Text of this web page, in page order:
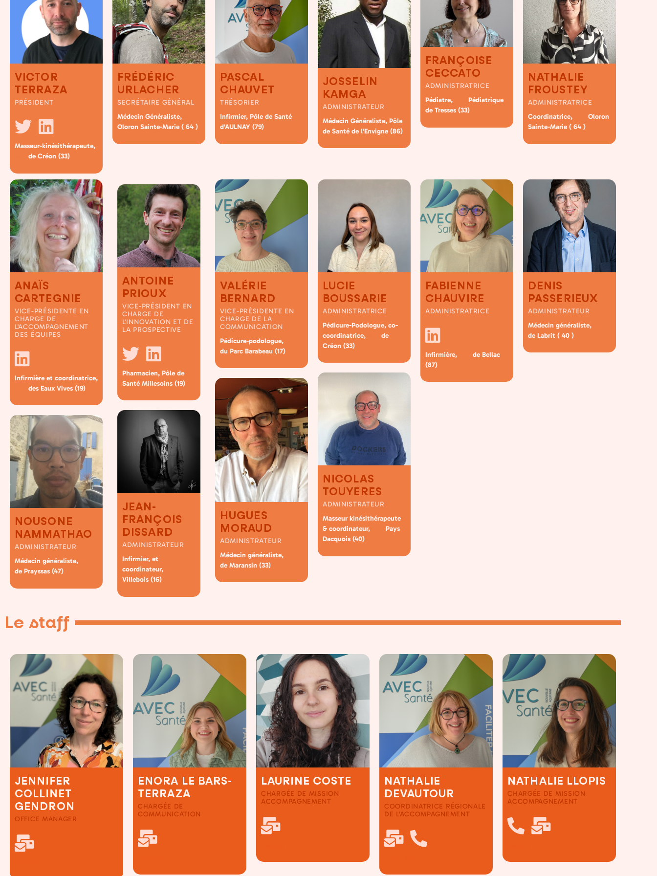
VICTOR
TERRAZA
PRÉSIDENT
Masseur-kinésithérapeute,
de Créon (33)
FRÉDÉRIC
URLACHER
SECRÉTAIRE GÉNÉRAL
Médecin Généraliste,
Oloron Sainte-Marie ( 64 )
PASCAL
CHAUVET
TRÉSORIER
Infirmier, Pôle de Santé
d'AULNAY (79)
JOSSELIN
KAMGA
ADMINISTRATEUR
Médecin Généraliste, Pôle
de Santé de l'Envigne (86)
FRANÇOISE
CECCATO
ADMINISTRATRICE
Pédiatre,
Pédiatrique
de Tresses (33)
NATHALIE
FROUSTEY
ADMINISTRATRICE
Coordinatrice,
Oloron
Sainte-Marie ( 64 )
ANAÏS
CARTEGNIE
VICE-PRÉSIDENTE EN
CHARGE DE
L'ACCOMPAGNEMENT
DES ÉQUIPES
Infirmière et coordinatrice,
des Eaux Vives (19)
NOUSONE
NAMMATHAO
ADMINISTRATEUR
Médecin généraliste,
de Prayssas (47)
ANTOINE
PRIOUX
VICE-PRÉSIDENT EN
CHARGE DE
L'INNOVATION ET DE
LA PROSPECTIVE
Pharmacien, Pôle de
Santé Millesoins (19)
JEAN-
FRANÇOIS
DISSARD
ADMINISTRATEUR
Infirmier, et
coordinateur,
Villebois (16)
VALÉRIE
BERNARD
VICE-PRÉSIDENTE EN
CHARGE DE LA
COMMUNICATION
Pédicure-podologue,
du Parc Barabeau (17)
HUGUES
MORAUD
ADMINISTRATEUR
Médecin généraliste,
de Maransin (33)
LUCIE
BOUSSARIE
ADMINISTRATRICE
Pédicure-Podologue, co-
coordinatrice,
de
Créon (33)
NICOLAS
TOUYERES
ADMINISTRATEUR
Masseur kinésithérapeute
& coordinateur,
Pays
Dacquois (40)
FABIENNE
CHAUVIRE
ADMINISTRATRICE
Infirmière,
de Bellac
(87)
DENIS
PASSERIEUX
ADMINISTRATEUR
Médecin généraliste,
de Labrit ( 40 )
Le staff
JENNIFER
COLLINET
GENDRON
OFFICE MANAGER
ENORA LE BARS-
TERRAZA
CHARGÉE DE
COMMUNICATION
LAURINE COSTE
CHARGÉE DE MISSION
ACCOMPAGNEMENT
NATHALIE
DEVAUTOUR
COORDINATRICE RÉGIONALE
DE L'ACCOMPAGNEMENT
NATHALIE LLOPIS
CHARGÉE DE MISSION
ACCOMPAGNEMENT